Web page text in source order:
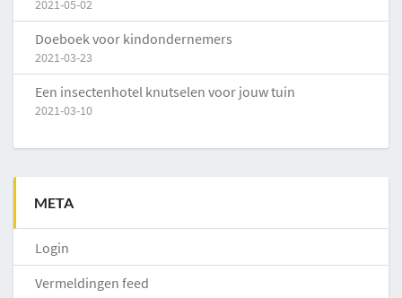
2021-05-02
Doeboek voor kindondernemers
2021-03-23
Een insectenhotel knutselen voor jouw tuin
2021-03-10
META
Login
Vermeldingen feed